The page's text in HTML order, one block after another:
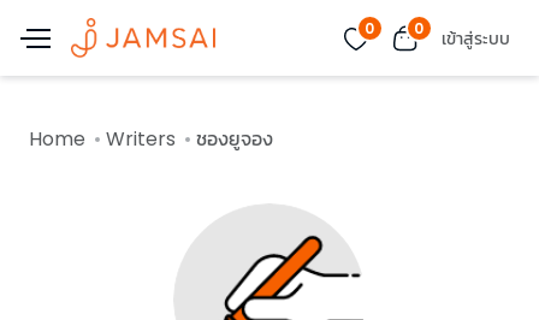
0 0 เข้าสู่ระบบ
Home Writers ชองยูจอง